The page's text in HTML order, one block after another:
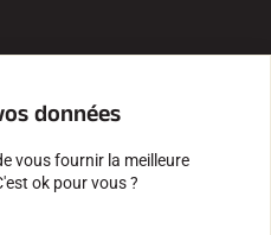
données
vous fournir la meilleure
ok pour vous ?